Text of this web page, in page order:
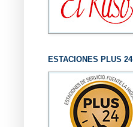
ESTACIONES PLUS 24